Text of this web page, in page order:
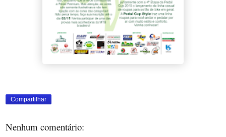
Compartilhar
Nenhum comentário: